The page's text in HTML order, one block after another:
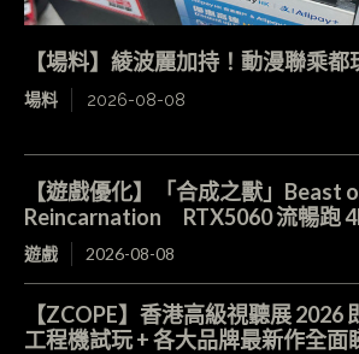
【場料】綾波麗加持！動漫聯乘都
場料 2026-08-08
【遊戲優化】「合成之獸」Beast
Reincarnation RTX5060 流暢跑
遊戲 2026-08-08
【ZCOPE】香港高級視聽展 2026
工程機試玩 + 各大品牌最新作全面